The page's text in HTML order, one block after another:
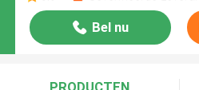
Bel nu